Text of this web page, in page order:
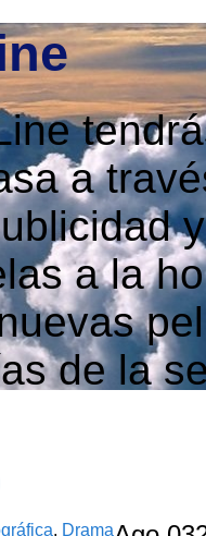
a
a la
de la
, Drama